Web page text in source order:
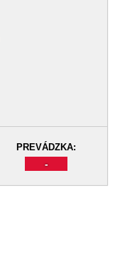
PREVÁDZKA:
-